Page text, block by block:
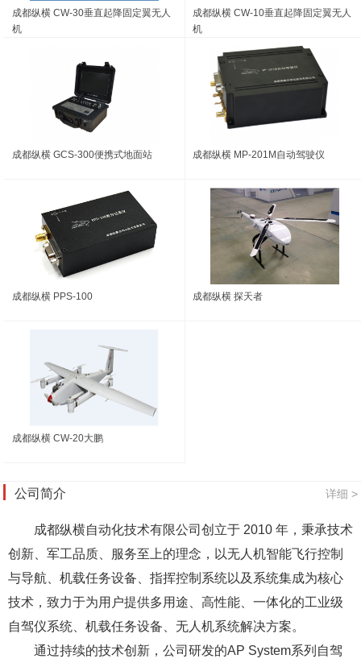
成都纵横 CW-30垂直起降固定翼无人
机
成都纵横 CW-10垂直起降固定翼无人
机
成都纵横 GCS-300便携式地面站 成都纵横 MP-201M自动驾驶仪
成都纵横 PPS-100 成都纵横 探天者
成都纵横 CW-20大鹏
公司简介 详细 >
成都纵横自动化技术有限公司创立于 2010 年，秉承技术
创新、军工品质、服务至上的理念，以无人机智能飞行控制
与导航、机载任务设备、指挥控制系统以及系统集成为核心
技术，致力于为用户提供多用途、高性能、一体化的工业级
自驾仪系统、机载任务设备、无人机系统解决方案。
通过持续的技术创新，公司研发的AP System系列自驾